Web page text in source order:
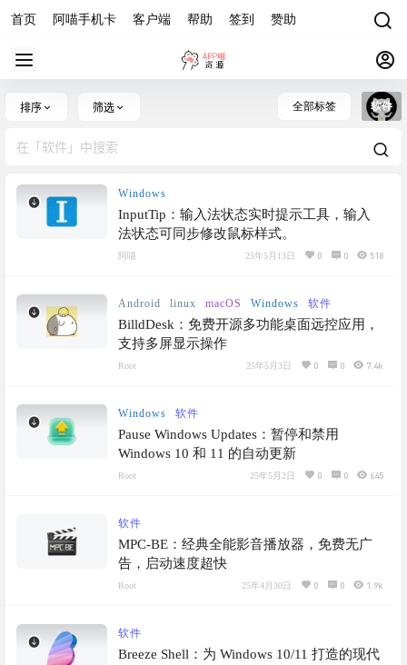
首页 阿喵手机卡 客户端 帮助 签到 赞助
排序 筛选 全部标签 软件
Windows
InputTip：输入法状态实时提示工具，输入
法状态可同步修改鼠标样式。
阿喵 25年5月13日 0 0 518
Android linux macOS Windows 软件
BilldDesk：免费开源多功能桌面远控应用，
支持多屏显示操作
Root 25年5月3日 0 0 7.4k
Windows 软件
Pause Windows Updates：暂停和禁用
Windows 10 和 11 的自动更新
Root 25年5月2日 0 0 645
软件
MPC-BE：经典全能影音播放器，免费无广
告，启动速度超快
Root 25年4月30日 0 0 1.9k
软件
Breeze Shell：为 Windows 10/11 打造的现代